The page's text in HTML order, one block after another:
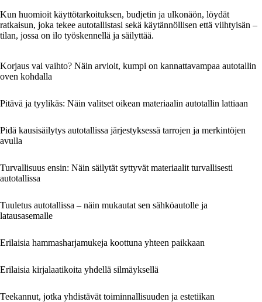
Kun huomioit käyttötarkoituksen, budjetin ja ulkonäön, löydät
ratkaisun, joka tekee autotallistasi sekä käytännöllisen että viihtyisän –
tilan, jossa on ilo työskennellä ja säilyttää.
Korjaus vai vaihto? Näin arvioit, kumpi on kannattavampaa autotallin
oven kohdalla
Pitävä ja tyylikäs: Näin valitset oikean materiaalin autotallin lattiaan
Pidä kausisäilytys autotallissa järjestyksessä tarrojen ja merkintöjen
avulla
Turvallisuus ensin: Näin säilytät syttyvät materiaalit turvallisesti
autotallissa
Tuuletus autotallissa – näin mukautat sen sähköautolle ja
latausasemalle
Erilaisia hammasharjamukeja koottuna yhteen paikkaan
Erilaisia kirjalaatikoita yhdellä silmäyksellä
Teekannut, jotka yhdistävät toiminnallisuuden ja estetiikan